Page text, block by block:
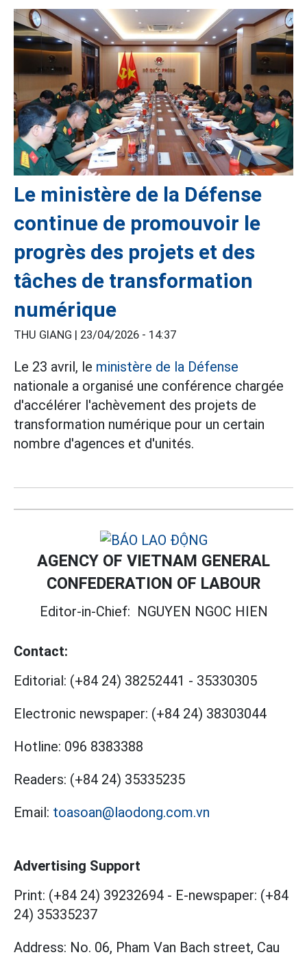
Le ministère de la Défense
continue de promouvoir le
progrès des projets et des
tâches de transformation
numérique
THU GIANG | 23/04/2026 - 14:37
Le 23 avril, le ministère de la Défense
nationale a organisé une conférence chargée
d'accélérer l'achèvement des projets de
transformation numérique pour un certain
nombre d'agences et d'unités.
AGENCY OF VIETNAM GENERAL
CONFEDERATION OF LABOUR
Editor-in-Chief: NGUYEN NGOC HIEN
Contact:
Editorial: (+84 24) 38252441 - 35330305
Electronic newspaper: (+84 24) 38303044
Hotline: 096 8383388
Readers: (+84 24) 35335235
Email: toasoan@laodong.com.vn
Advertising Support
Print: (+84 24) 39232694 - E-newspaper: (+84
24) 35335237
Address: No. 06, Pham Van Bach street, Cau